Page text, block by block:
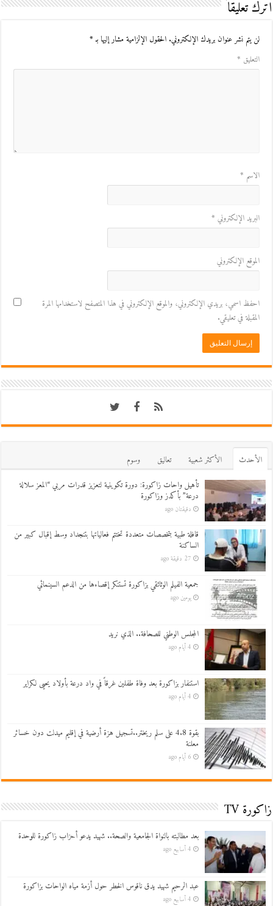
اترك تعليقاً
لن يتم نشر عنوان بريدك الإلكتروني. الحقول الإلزامية مشار إليها بـ*
التعليق *
الاسم *
البريد الإلكتروني *
الموقع الإلكتروني
احفظ اسمي، بريدي الإلكتروني، والموقع الإلكتروني في هذا المتصفح لاستخدامها المرة
المقبلة في تعليقي.
اﻷحدث اﻷكثر شعبية تعاليق
وسوم
تأهيل واحات زاكورة: دورة تكوينية لتعزيز قدرات مربي “المعز سلالة
درعة” بأكدز وزاكورة
دقيقتان ago
قافلة طبية بتخصصات متعددة تختتم فعالياتها بتنجداد وسط إقبال كبير من
الساكنة
27 دقيقة ago
جمعية الفيلم الوثائقي بزاكورة تستنكر إقصاءها من الدعم السينمائي
يومين ago
المجلس الوطني للصحافة.. الذي نريد
4 أيام ago
استنفار بزاكورة بعد وفاة طفلين غرقاً في واد درعة بأولاد يحيى لكراير
4 أيام ago
بقوة 4.8 على سلم ريختر..تسجيل هزة أرضية في إقليم ميدلت دون خسائر
معلنة
6 أيام ago
زاكورة TV
بعد مطالبته بالنواة الجامعية والصحة.. شهيد يدعو أحزاب زاكورة للوحدة
4 أسابيع ago
عبد الرحيم شهيد يدق ناقوس الخطر حول أزمة مياه الواحات بزاكورة
4 أسابيع ago